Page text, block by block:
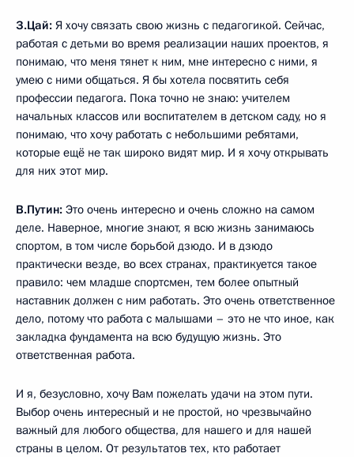
З.Цай: Я хочу связать свою жизнь с педагогикой. Сейчас,
работая с детьми во время реализации наших проектов, я
понимаю, что меня тянет к ним, мне интересно с ними, я
умею с ними общаться. Я бы хотела посвятить себя
профессии педагога. Пока точно не знаю: учителем
начальных классов или воспитателем в детском саду, но я
понимаю, что хочу работать с небольшими ребятами,
которые ещё не так широко видят мир. И я хочу открывать
для них этот мир.
В.Путин: Это очень интересно и очень сложно на самом
деле. Наверное, многие знают, я всю жизнь занимаюсь
спортом, в том числе борьбой дзюдо. И в дзюдо
практически везде, во всех странах, практикуется такое
правило: чем младше спортсмен, тем более опытный
наставник должен с ним работать. Это очень ответственное
дело, потому что работа с малышами – это не что иное, как
закладка фундамента на всю будущую жизнь. Это
ответственная работа.
И я, безусловно, хочу Вам пожелать удачи на этом пути.
Выбор очень интересный и не простой, но чрезвычайно
важный для любого общества, для нашего и для нашей
страны в целом. От результатов тех, кто работает